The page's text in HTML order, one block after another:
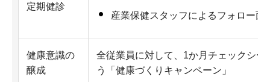
定期健診
産業保健スタッフによるフォロー面
健康意識の
醸成
全従業員に対して、1か月チェックシ
う「健康づくりキャンペーン」